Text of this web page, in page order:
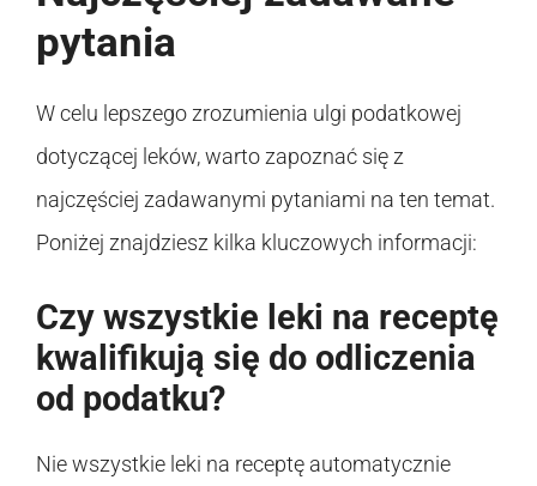
pytania
W celu lepszego zrozumienia ulgi podatkowej
dotyczącej leków, warto zapoznać się z
najczęściej zadawanymi pytaniami na ten temat.
Poniżej znajdziesz kilka kluczowych informacji:
Czy wszystkie leki na receptę
kwalifikują się do odliczenia
od podatku?
Nie wszystkie leki na receptę automatycznie